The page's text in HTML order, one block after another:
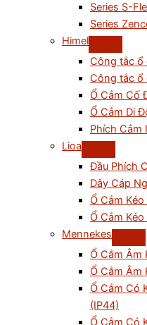
Series S-
Series
Himel
Công tắc ổ
Công tắc ổ
Ổ Cắm Cố
Ổ Cắm Di
Phích Cắm
Lioa
Đầu Phích
Dây Cáp
Ổ Cắm Kéo
Ổ Cắm Kéo
Mennekes
Ổ Cắm Âm
Ổ Cắm Âm
Ổ Cắm Có
(IP44)
Ổ Cắm Có